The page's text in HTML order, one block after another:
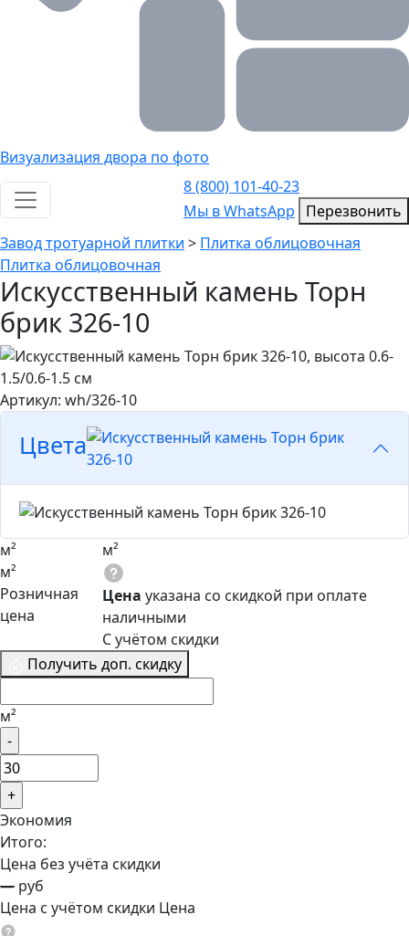
Визуализация двора по фото
Toggle navigation
8 (800) 101-40-23
Мы в WhatsApp
Мы в WhatsApp
Перезвонить
Завод тротуарной плитки > Плитка облицовочная
Плитка облицовочная
Искусственный камень Торн
брик 326-10
Артикул: wh/326-10
Цвета
м²
м²
Розничная
цена
м²
Цена указана со скидкой при оплате
наличными
С учётом скидки
Получить доп. скидку
м²
Экономия
Итого:
Цена без учёта скидки
— руб
Цена с учётом скидки Цена